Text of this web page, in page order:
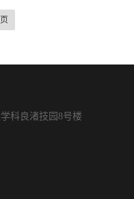
样品取样与分样按照国标
稻谷、小麦去除石子、
模拟面团揉混过程中的
测定面粉的较佳吸水
实验操作中的注意事
中可能出现...
科良渚技园8号楼